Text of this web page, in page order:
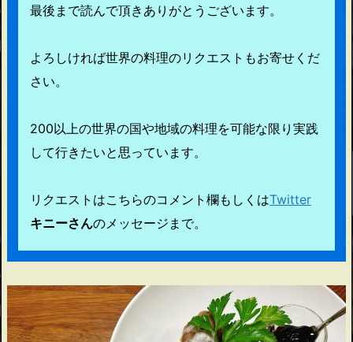
最後まで読んで頂きありがとうございます。
よろしければ世界の料理のリクエストもお寄せくだ
さい。
200以上の世界の国や地域の料理を可能な限り実践
して行きたいと思っています。
リクエストはこちらのコメント欄もしくはTwitter
キニーさんのメッセージまで。